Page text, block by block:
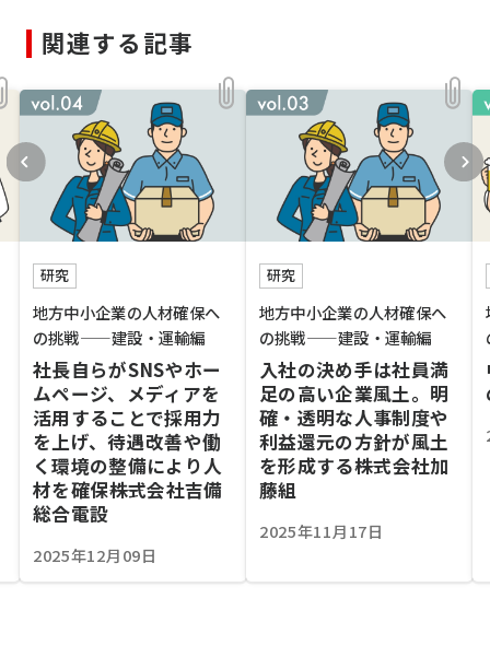
関連する記事
研究
地方中小企業の人材確保へ
の挑戦——建設・運輸編
社長自らがSNSやホー
ムページ、メディアを
活用することで採用力
を上げ、待遇改善や働
く環境の整備により人
材を確保――株式会社吉備
総合電設
2025年12月09日
研究
地方中小企業の人材確保へ
の挑戦——建設・運輸編
入社の決め手は社員満
足の高い企業風土。明
確・透明な人事制度や
利益還元の方針が風土
を形成する――株式会社加
藤組
2025年11月17日